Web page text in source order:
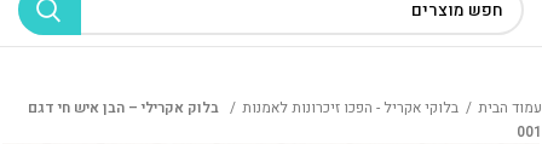
עמוד הבית בלוקי אקריל - הפכו זיכרונות לאמנות
בלוק אקרילי – הבן איש חי דגם
001